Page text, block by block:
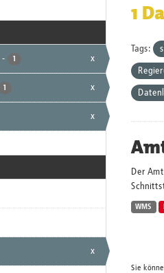
- 1 x
1 x
x
x
1
Tags:
Der
WMS
Sie